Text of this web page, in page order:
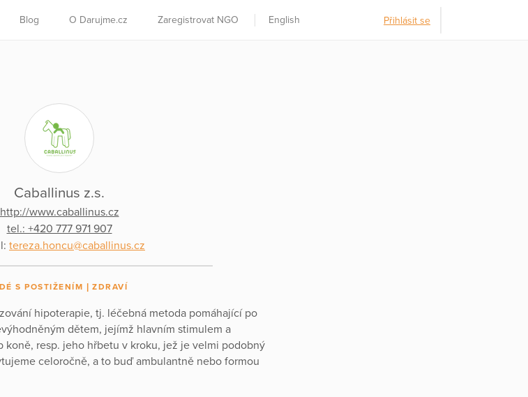
Blog O Darujme.cz Zaregistrovat NGO English Přihlásit se
Caballinus z.s.
http://www.caballinus.cz
tel.: +420 777 971 907
tereza.honcu@caballinus.cz
S POSTIŽENÍM ZDRAVÍ
hipoterapie, tj. léčebná metoda pomáhající po
dětem, jejímž hlavním stimulem a
koně, resp. jeho hřbetu v kroku, jež je velmi podobný
celoročně, a to buď ambulantně nebo formou